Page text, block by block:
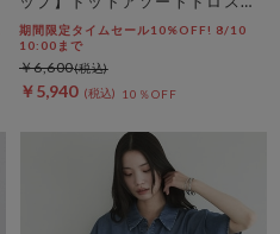
キャミチュニック
期間限定タイムセール10%OFF! 8/10
10:00まで
￥5,940 10％OFF
￥6,600